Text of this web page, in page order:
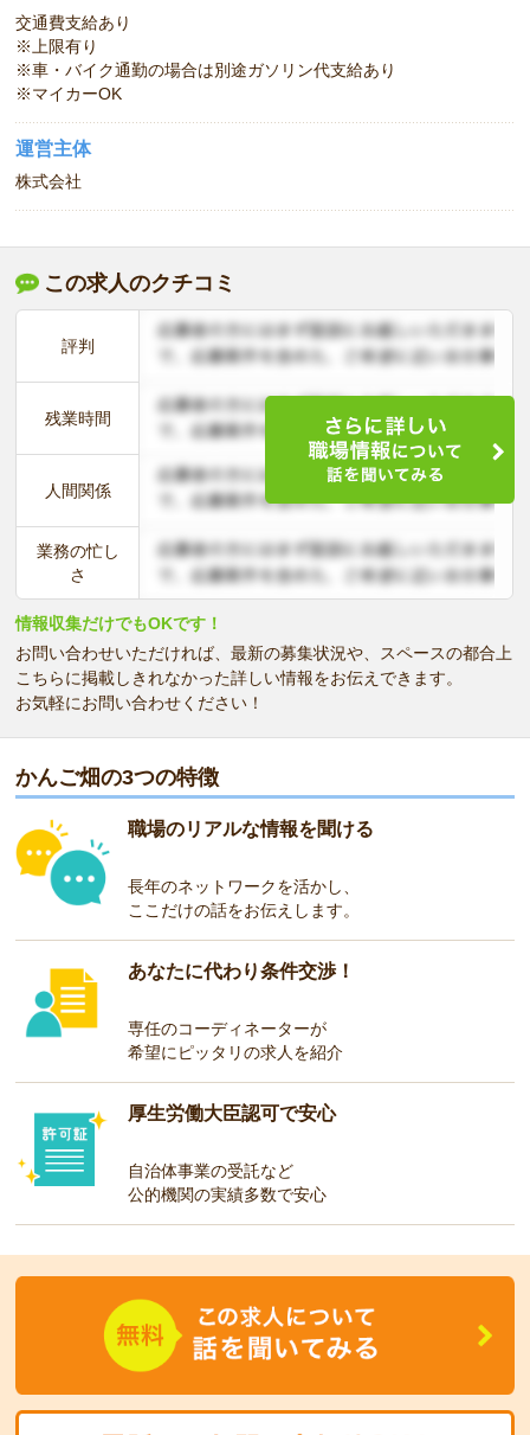
交通費支給あり
※上限有り
※車・バイク通勤の場合は別途ガソリン代支給あり
※マイカーOK
運営主体
株式会社
この求人のクチコミ
評判
残業時間
人間関係
業務の忙し
さ
情報収集だけでもOKです！
お問い合わせいただければ、最新の募集状況や、スペースの都合上
こちらに掲載しきれなかった詳しい情報をお伝えできます。
お気軽にお問い合わせください！
かんご畑の3つの特徴
職場のリアルな情報を聞ける
長年のネットワークを活かし、
ここだけの話をお伝えします。
あなたに代わり条件交渉！
専任のコーディネーターが
希望にピッタリの求人を紹介
厚生労働大臣認可で安心
自治体事業の受託など
公的機関の実績多数で安心